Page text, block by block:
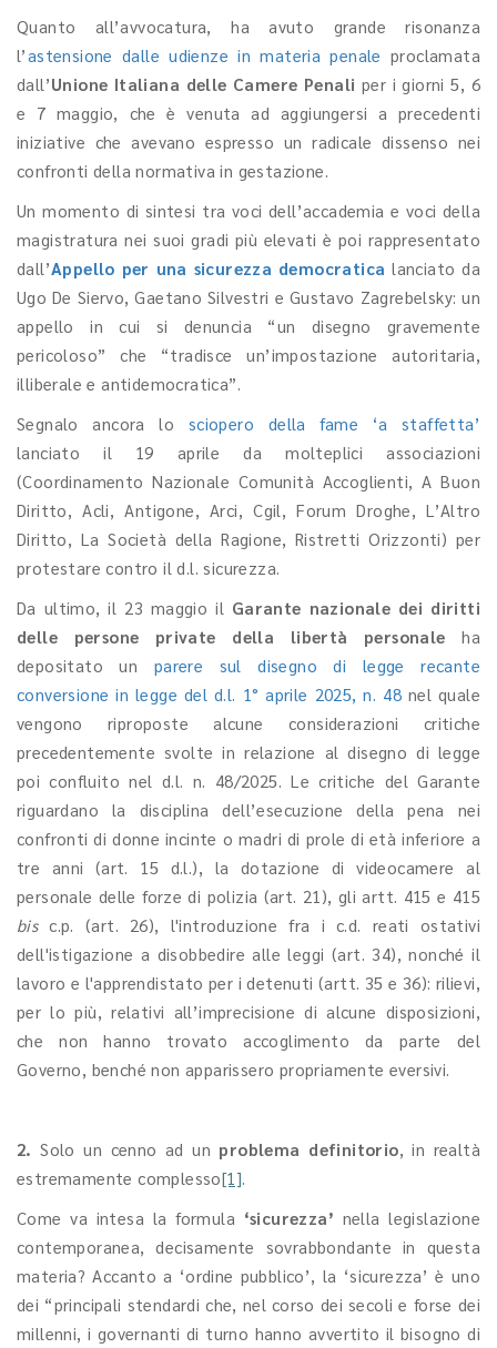
Quanto all’avvocatura, ha avuto grande risonanza
l’astensione dalle udienze in materia penale proclamata
dall’Unione Italiana delle Camere Penali per i giorni 5, 6
e 7 maggio, che è venuta ad aggiungersi a precedenti
iniziative che avevano espresso un radicale dissenso nei
confronti della normativa in gestazione.
Un momento di sintesi tra voci dell’accademia e voci della
magistratura nei suoi gradi più elevati è poi rappresentato
dall’Appello per una sicurezza democratica lanciato da
Ugo De Siervo, Gaetano Silvestri e Gustavo Zagrebelsky: un
appello in cui si denuncia “un disegno gravemente
pericoloso” che “tradisce un’impostazione autoritaria,
illiberale e antidemocratica”.
Segnalo ancora lo sciopero della fame ‘a staffetta’
lanciato il 19 aprile da molteplici associazioni
(Coordinamento Nazionale Comunità Accoglienti, A Buon
Diritto, Acli, Antigone, Arci, Cgil, Forum Droghe, L’Altro
Diritto, La Società della Ragione, Ristretti Orizzonti) per
protestare contro il d.l. sicurezza.
Da ultimo, il 23 maggio il Garante nazionale dei diritti
delle persone private della libertà personaleha
depositato un parere sul disegno di legge recante
conversione in legge del d.l. 1° aprile 2025, n. 48nel quale
vengono riproposte alcune considerazioni critiche
precedentemente svolte in relazione al disegno di legge
poi confluito nel d.l. n. 48/2025. Le critiche del Garante
riguardano la disciplina dell’esecuzione della pena nei
confronti di donne incinte o madri di prole di età inferiore a
tre anni (art. 15 d.l.), la dotazione di videocamere al
personale delle forze di polizia (art. 21), gli artt. 415 e 415
bisc.p. (art. 26), l'introduzione fra i c.d. reati ostativi
dell'istigazione a disobbedire alle leggi (art. 34), nonché il
lavoro e l'apprendistato per i detenuti (artt. 35 e 36): rilievi,
per lo più, relativi all’imprecisione di alcune disposizioni,
che non hanno trovato accoglimento da parte del
Governo, benché non apparissero propriamente eversivi.
2. Solo un cenno ad un problema definitorio, in realtà
estremamente complesso[1].
Come va intesa la formula ‘sicurezza’ nella legislazione
contemporanea, decisamente sovrabbondante in questa
materia? Accanto a ‘ordine pubblico’, la ‘sicurezza’ è uno
dei “principali stendardi che, nel corso dei secoli e forse dei
millenni, i governanti di turno hanno avvertito il bisogno di